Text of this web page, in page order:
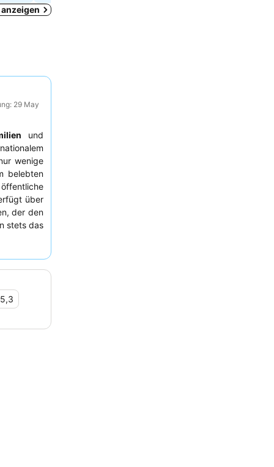
29 May
und
wenige
belebten
über
der den
stets das
das
5,3